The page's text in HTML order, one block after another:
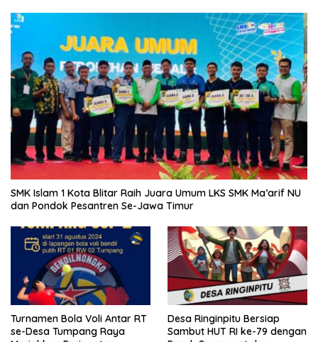
SMK Islam 1 Kota Blitar Raih Juara Umum LKS SMK Ma’arif NU
dan Pondok Pesantren Se-Jawa Timur
Turnamen Bola Voli Antar RT
se-Desa Tumpang Raya
Desa Ringinpitu Bersiap
Sambut HUT RI ke-79 dengan